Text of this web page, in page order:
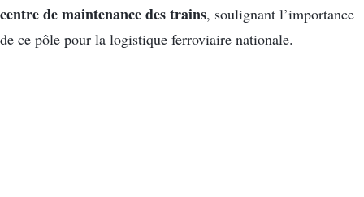
centre de maintenance des trains, soulignant l’importance
de ce pôle pour la logistique ferroviaire nationale.